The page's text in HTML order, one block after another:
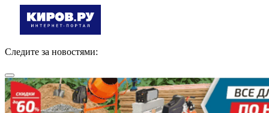
Следите за новостями: